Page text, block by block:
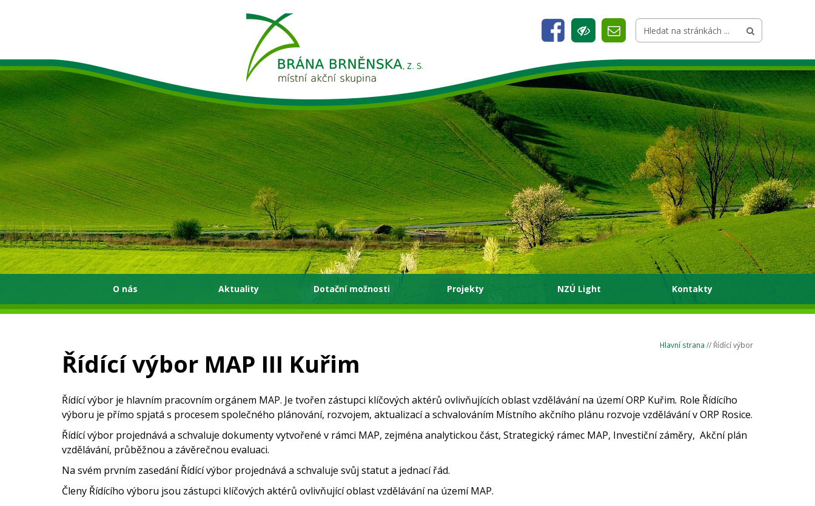
O nás Aktuality Dotační možnosti Projekty NZÚ Light Kontakty
Hlavní strana // Řídící výbor
Řídící výbor MAP III Kuřim
Řídící výbor je hlavním pracovním orgánem MAP. Je tvořen zástupci klíčových aktérů ovlivňujících oblast vzdělávání na území ORP Kuřim. Role Řídícího
výboru je přímo spjatá s procesem společného plánování, rozvojem, aktualizací a schvalováním Místního akčního plánu rozvoje vzdělávání v ORP Rosice.
Řídící výbor projednává a schvaluje dokumenty vytvořené v rámci MAP, zejména analytickou část, Strategický rámec MAP, Investiční záměry, Akční plán
vzdělávání, průběžnou a závěrečnou evaluaci.
Na svém prvním zasedání Řídící výbor projednává a schvaluje svůj statut a jednací řád.
Členy Řídícího výboru jsou zástupci klíčových aktérů ovlivňující oblast vzdělávání na území MAP.